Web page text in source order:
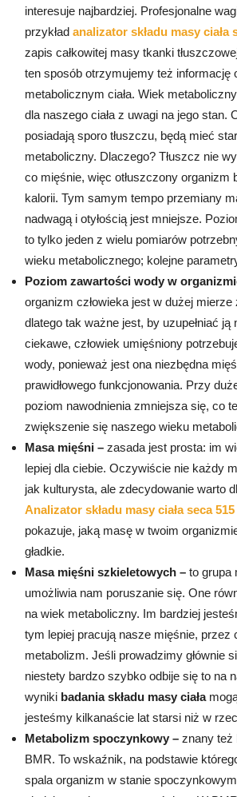
interesuje najbardziej. Profesjonalne
przykład analizator składu masy ciała
zapis całkowitej masy tkanki
ten sposób otrzymujemy też informację
metabolicznym ciała. Wiek
dla naszego ciała z uwagi na jego stan.
posiadają sporo tłuszczu, będą mieć
metaboliczny. Dlaczego? Tłuszcz nie
co mięśnie, więc otłuszczony organizm
kalorii. Tym samym tempo przemiany
nadwagą i otyłością jest mniejsze.
to tylko jeden z wielu pomiarów
wieku metabolicznego; kolejne
Poziom zawartości wody w
organizm człowieka jest w dużej
dlatego tak ważne jest, by uzupełniać ją
ciekawe, człowiek umięśniony
wody, ponieważ jest ona niezbędna
prawidłowego funkcjonowania. Przy
poziom nawodnienia zmniejsza się, co
zwiększenie się naszego wieku
Masa mięśni – zasada jest prosta: im
lepiej dla ciebie. Oczywiście nie każdy
jak kulturysta, ale zdecydowanie warto
Analizator składu masy ciała seca 515
pokazuje, jaką masę w twoim
gładkie.
Masa mięśni szkieletowych – to grupa
umożliwia nam poruszanie się. One
na wiek metaboliczny. Im bardziej
tym lepiej pracują nasze mięśnie,
metabolizm. Jeśli prowadzimy głównie
niestety bardzo szybko odbije się to na
wyniki badania składu masy ciała
jesteśmy kilkanaście lat starsi niż w
Metabolizm spoczynkowy – znany też
BMR. To wskaźnik, na podstawie
spala organizm w stanie